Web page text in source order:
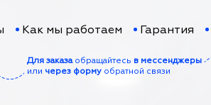
Как мы работаем Гарантия
Для заказаобращайтесь в мессенджеры
или через форму обратной связи